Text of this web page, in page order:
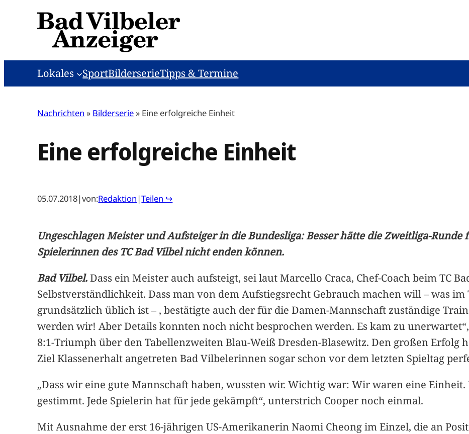
Lokales SportBilderserieTipps & Termine
Nachrichten » Bilderserie» Eine erfolgreiche Einheit
Eine erfolgreiche Einheit
05.07.2018|von:Redaktion |Teilen ↪
Ungeschlagen Meister und Aufsteiger in die Bundesliga: Besser hätte die Zweitliga-
Spielerinnen des TC Bad Vilbel nicht enden können.
Bad Vilbel.Dass ein Meister auch aufsteigt, sei laut Marcello Craca, Chef-Coach beim TC
Selbstverständlichkeit. Dass man von dem Aufstiegsrecht Gebrauch machen will – was
grundsätzlich üblich ist – , bestätigte auch der für die Damen-Mannschaft zuständige
werden wir! Aber Details konnten noch nicht besprochen werden. Es kam zu
8:1-Triumph über den Tabellenzweiten Blau-Weiß Dresden-Blasewitz. Den großen Erfolg
Ziel Klassenerhalt angetreten Bad Vilbelerinnen sogar schon vor dem letzten Spieltag
„Dass wir eine gute Mannschaft haben, wussten wir. Wichtig war: Wir waren eine
gestimmt. Jede Spielerin hat für jede gekämpft“, unterstrich Cooper noch einmal.
Mit Ausnahme der erst 16-jährigen US-Amerikanerin Naomi Cheong im Einzel, die an